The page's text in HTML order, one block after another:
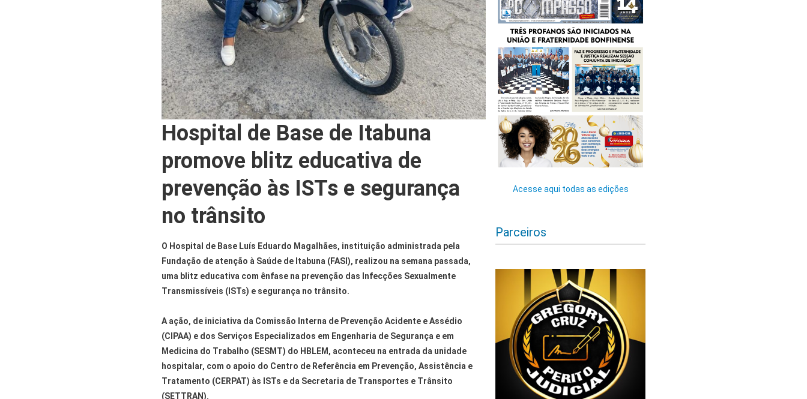
Hospital de Base de Itabuna
promove blitz educativa de
prevenção às ISTs e segurança
no trânsito
O Hospital de Base Luís Eduardo Magalhães, instituição administrada pela
Fundação de atenção à Saúde de Itabuna (FASI), realizou na semana passada,
uma blitz educativa com ênfase na prevenção das Infecções Sexualmente
Transmissíveis (ISTs) e segurança no trânsito.
A ação, de iniciativa da Comissão Interna de Prevenção Acidente e Assédio
(CIPAA) e dos Serviços Especializados em Engenharia de Segurança e em
Medicina do Trabalho (SESMT) do HBLEM, aconteceu na entrada da unidade
hospitalar, com o apoio do Centro de Referência em Prevenção, Assistência e
Tratamento (CERPAT) às ISTs e da Secretaria de Transportes e Trânsito
(SETTRAN).
Acesse aqui todas as edições
Parceiros